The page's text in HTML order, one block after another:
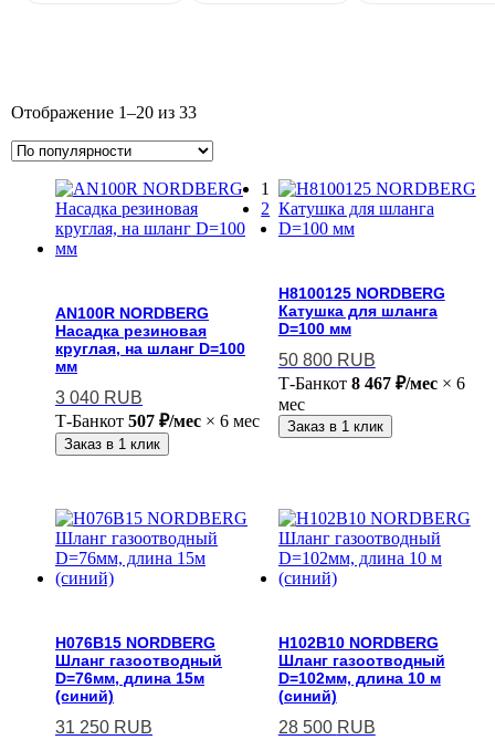
Отображение 1–20 из 33
AN100R NORDBERG
Насадка резиновая
круглая, на шланг D=100
мм
3 040 RUB
Т-Банкот 507 ₽/мес × 6 мес
Заказ в 1 клик
H8100125 NORDBERG
Катушка для шланга
D=100 мм
50 800 RUB
Т-Банкот 8 467 ₽/мес× 6
мес
Заказ в 1 клик
H076B15 NORDBERG
Шланг газоотводный
D=76мм, длина 15м
(синий)
31 250 RUB
H102B10 NORDBERG
Шланг газоотводный
D=102мм, длина 10 м
(синий)
28 500 RUB
1
2